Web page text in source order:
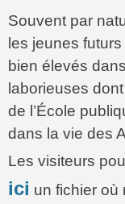
Souvent par
les jeunes
bien élevés
laborieuses
de l’École
dans la vie des
Les visiteurs
ici un fichier où